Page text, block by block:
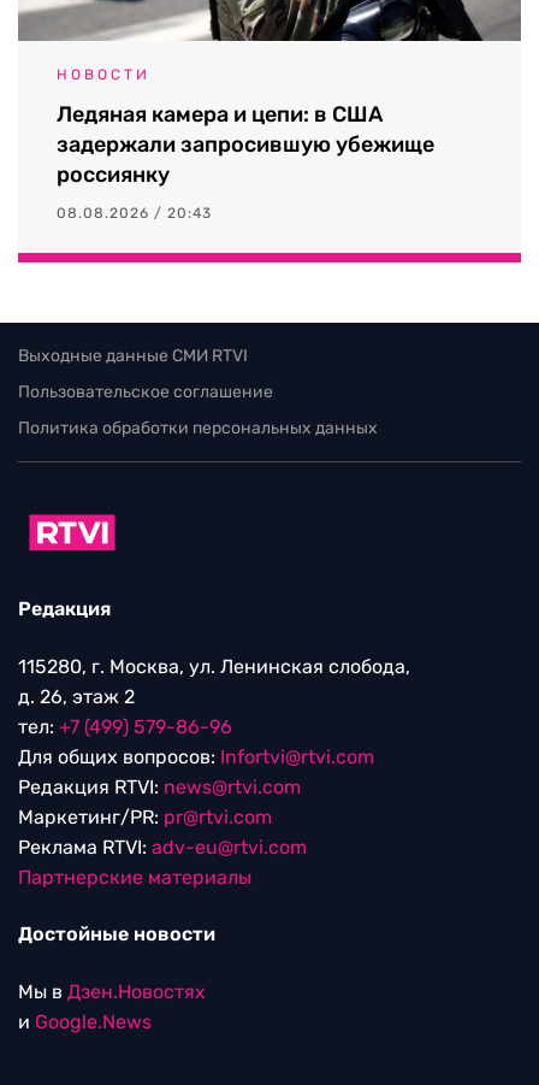
НОВОСТИ
Ледяная камера и цепи: в США
задержали запросившую убежище
россиянку
08.08.2026 / 20:43
Выходные данные СМИ RTVI
Пользовательское соглашение
Политика обработки персональных данных
Редакция
115280, г. Москва, ул. Ленинская слобода,
д. 26, этаж 2
тел: +7 (499) 579-86-96
Для общих вопросов: Infortvi@rtvi.com
Редакция RTVI: news@rtvi.com
Маркетинг/PR: pr@rtvi.com
Реклама RTVI: adv-eu@rtvi.com
Партнерские материалы
Достойные новости
Мы в Дзен.Новостях
и Google.News